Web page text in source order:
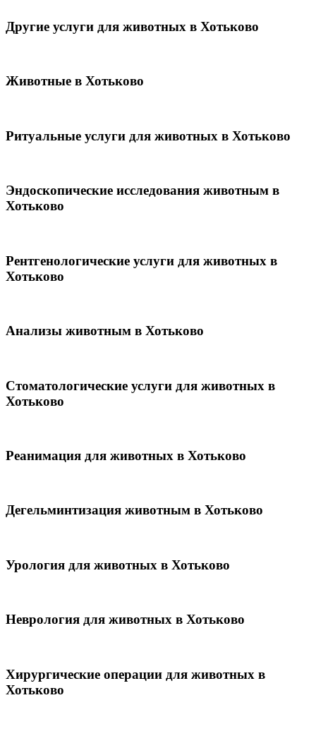
Другие услуги для животных в Хотьково
Животные в Хотьково
Ритуальные услуги для животных в Хотьково
Эндоскопические исследования животным в
Хотьково
Рентгенологические услуги для животных в
Хотьково
Анализы животным в Хотьково
Стоматологические услуги для животных в
Хотьково
Реанимация для животных в Хотьково
Дегельминтизация животным в Хотьково
Урология для животных в Хотьково
Неврология для животных в Хотьково
Хирургические операции для животных в
Хотьково